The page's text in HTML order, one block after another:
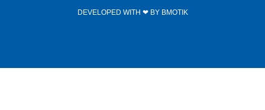
DEVELOPED WITH ❤ BY BMOTIK